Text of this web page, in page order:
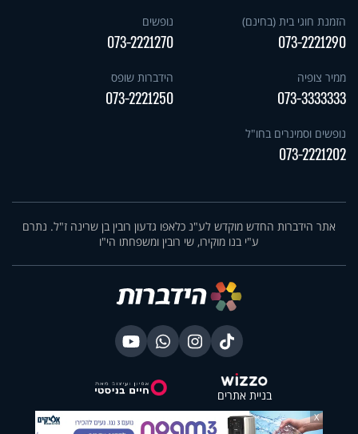
הזמנת חוגי בית (בחינם)
073-2221290
נופשים
073-2221270
ממיר צופיה
073-3333333
הידברות שופס
073-2221250
נופשים וסמינרים בחו"ל
073-2221202
אתר הידברות החדש מוקדש לע"נ כלאפו גדעון רובין בן שרינה ז"ל. נתרם
ע"י בנו מוקירו, שי רובין ומשפחתו הי"ו
בניית אתרים
X